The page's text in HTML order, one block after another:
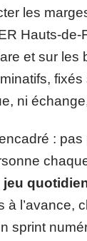
les
Hauts-de-
et sur les
ni
:
jeu
à l’avance,
sprint